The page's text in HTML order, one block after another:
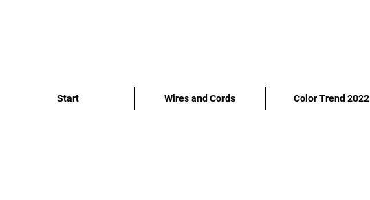
Start Wires and Cords Color Trend 2022